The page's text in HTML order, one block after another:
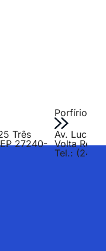
Três
27240-
Porfírio
Av. Lucas
Volta
Tel.: (24)